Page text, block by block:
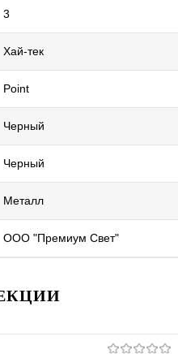
3
Хай-тек
Point
Черный
Черный
Металл
ООО "Премиум Свет"